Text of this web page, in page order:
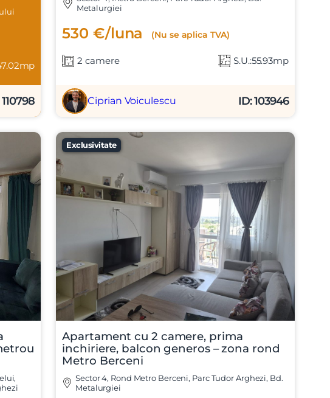
Metalurgiei
530 €/luna (Nu se aplica TVA)
2 camere S.U.:55.93mp
Ciprian Voiculescu ID: 103946
Exclusivitate
Apartament cu 2 camere, prima
inchiriere, balcon generos – zona rond
Metro Berceni
Sector 4, Rond Metro Berceni, Parc Tudor Arghezi, Bd.
Metalurgiei